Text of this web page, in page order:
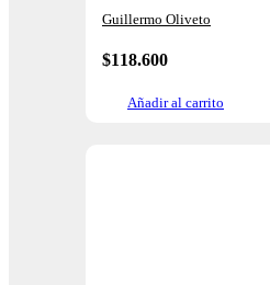
Guillermo Oliveto
$118.600
Añadir al carrito